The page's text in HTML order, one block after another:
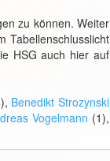
zu können. Weiter
Tabellenschlusslicht
HSG auch hier auf
Benedikt Strozynski
Vogelmann (1),